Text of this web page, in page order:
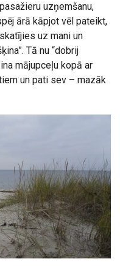
uzņemšanu,
ārā kāpjot vēl pateikt,
uz mani un
Tā nu “dobrij
mājupceļu kopā ar
un pati sev – mazāk